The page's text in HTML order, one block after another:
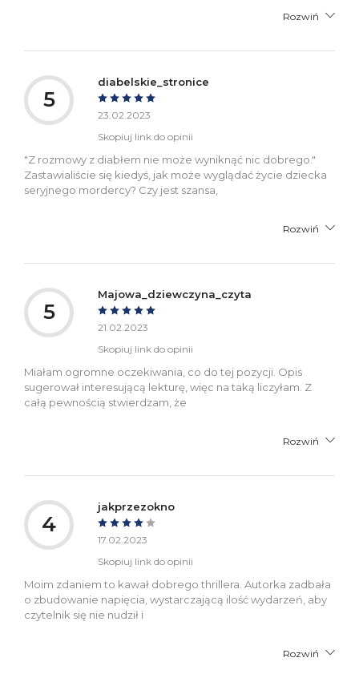
Rozwiń
5
diabelskie_stronice
23.02.2023
Skopiuj link do opinii
"Z rozmowy z diabłem nie może wyniknąć nic dobrego."
Zastawialiście się kiedyś, jak może wyglądać życie dziecka
seryjnego mordercy? Czy jest szansa,
Rozwiń
5
Majowa_dziewczyna_czyta
21.02.2023
Skopiuj link do opinii
Miałam ogromne oczekiwania, co do tej pozycji. Opis
sugerował interesującą lekturę, więc na taką liczyłam. Z
całą pewnością stwierdzam, że
Rozwiń
4
jakprzezokno
17.02.2023
Skopiuj link do opinii
Moim zdaniem to kawał dobrego thrillera. Autorka zadbała
o zbudowanie napięcia, wystarczającą ilość wydarzeń, aby
czytelnik się nie nudził i
Rozwiń